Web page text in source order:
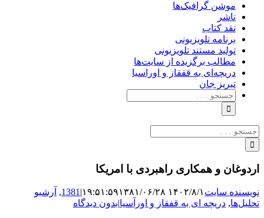
موشن گرافیک‌ها
ناشر
نقد کتاب
برنامه‌ تلویزیونی
تولید مستند تلویزیونی
مطالب برگزیده از سایت‌ها
دریچه‌ای به قفقاز و اوراسیا
تبریزِ جان
جستجو
برای:
جستجو
برای:
اردوغان و همکاری راهبردی با امریکا
نویسنده سایت ۱۴۰۲/۸/۱ ۱۹:۵۱:۵۹ ۱۳۸۱/۰۶/۲۸ |
1381
, آرشیو
تحلیل‌ها, دریچه ای به قفقاز و اورآسیا|بدون دیدگاه